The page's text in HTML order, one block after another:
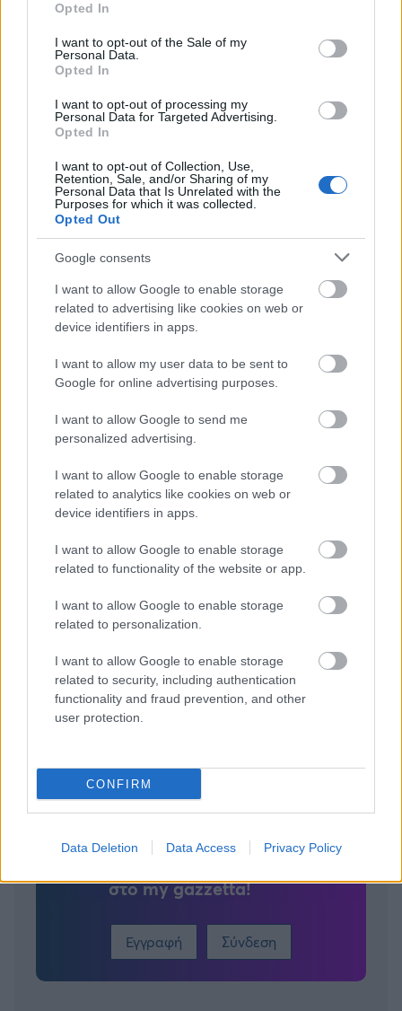
use your data for below specified purposes in below Google
consent section.
Opted In
I want to opt-out of the Sale of my
Personal Data.
Opted In
I want to opt-out of processing my
Personal Data for Targeted Advertising.
Opted In
I want to opt-out of Collection, Use,
Retention, Sale, and/or Sharing of my
Personal Data that Is Unrelated with the
Purposes for which it was collected.
Opted Out
Google consents
I want to allow Google to enable storage
related to advertising like cookies on web or
device identifiers in apps.
I want to allow my user data to be sent to
Google for online advertising purposes.
I want to allow Google to send me
personalized advertising.
I want to allow Google to enable storage
related to analytics like cookies on web or
device identifiers in apps.
I want to allow Google to enable storage
related to functionality of the website or app.
I want to allow Google to enable storage
related to personalization.
I want to allow Google to enable storage
related to security, including authentication
functionality and fraud prevention, and other
user protection.
CONFIRM
Data Deletion Data Access Privacy Policy
Άρσεναλ
Ίντερ
Μπάγερν Μονάχου
Παρί Σεν Ζερμέν
5 σκέψεις που ταλανίζουν τους τελειομανείς ανθρώπους
Νέα ανακάλυψη στην Κίνα: Γιατροί χειρουργούσαν με
4 σημάδια ότι κάποιος απολαμβάνει κρυφά να σε βλέπει
να παλεύεις
Για να προσθέσεις το σχόλιο
σου πρέπει να συνδεθείς
στο my gazzetta!
Εγγραφή Σύνδεση